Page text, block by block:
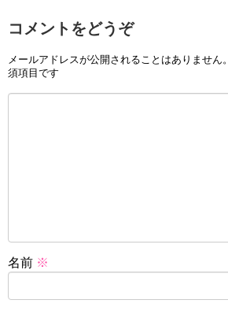
コメントをどうぞ
メールアドレスが公開されることはありません。
須項目です
名前 ※